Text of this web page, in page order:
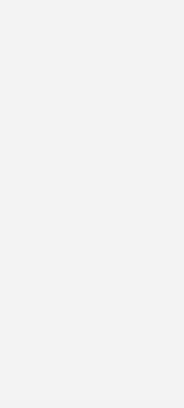
sichtbare
Instrument, um
­Variante sieht
…
Schornsteins erfordert
sturmsicher
auf den ersten Blick
drei Teilen – einem
Das Brustblech